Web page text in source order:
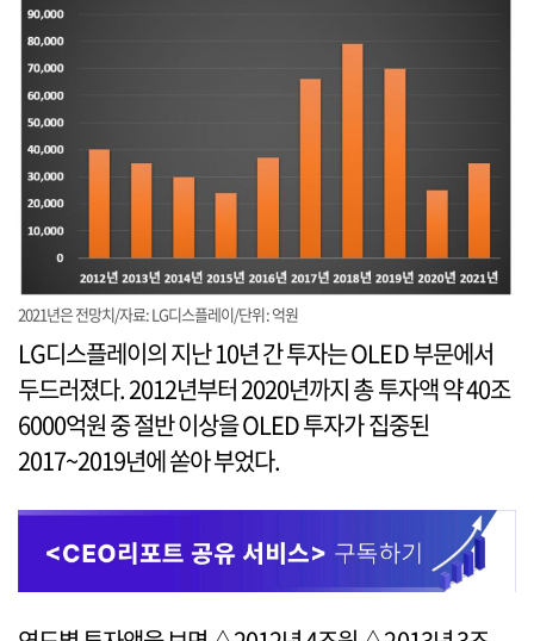
2021년은 전망치/자료: LG디스플레이/단위: 억원
LG디스플레이의 지난 10년 간 투자는 OLED 부문에서
두드러졌다. 2012년부터 2020년까지 총 투자액 약 40조
6000억원 중 절반 이상을 OLED 투자가 집중된
2017~2019년에 쏟아 부었다.